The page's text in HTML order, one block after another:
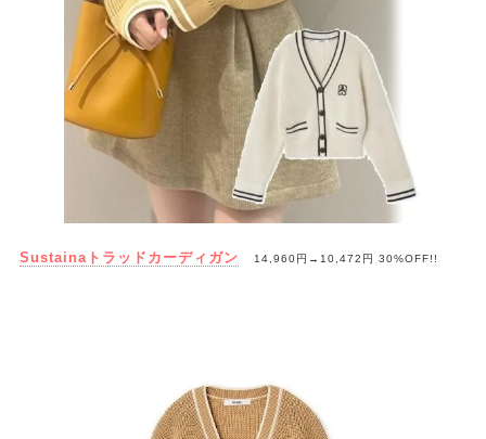
Sustainaトラッドカーディガン 14,960円→10,472円 30%OFF!!